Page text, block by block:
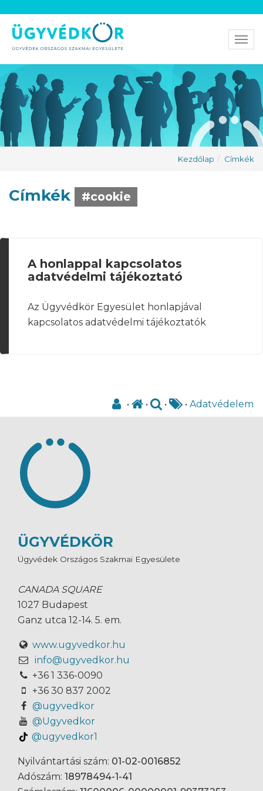
Kezdőlap Címkék
Címkék #cookie
A honlappal kapcsolatos
adatvédelmi tájékoztató
Az Ügyvédkör Egyesület honlapjával
kapcsolatos adatvédelmi tájékoztatók
• • • • Adatvédelem
ÜGYVÉDKÖR
Ügyvédek Országos Szakmai Egyesülete
CANADA SQUARE
1027 Budapest
Ganz utca 12-14. 5. em.
www.ugyvedkor.hu
info@ugyvedkor.hu
+36 1 336-0090
+36 30 837 2002
@ugyvedkor
@Ugyvedkor
@ugyvedkor1
Nyilvántartási szám: 01-02-0016852
Adószám: 18978494-1-41